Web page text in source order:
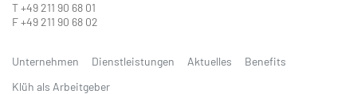
Unternehmen Dienstleistungen Aktuelles
Benefits
Klüh als Arbeitgeber
T +49 211 90 68 01
F +49 211 90 68 02